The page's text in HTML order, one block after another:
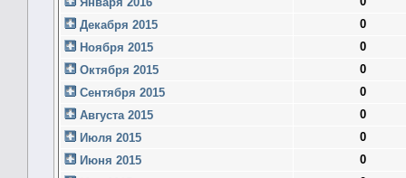
Декабря 2015
0
Ноября 2015
0
Октября 2015
0
Сентября 2015
0
Августа 2015
0
Июля 2015
0
Июня 2015
0